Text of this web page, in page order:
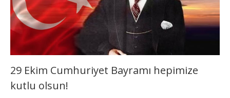
29 Ekim Cumhuriyet Bayramı hepimize
kutlu olsun!